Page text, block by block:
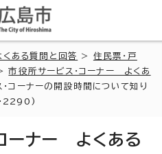
くある質問と回答 > 住民票・戸
市役所サービス・コーナー よくあ
コーナーの開設時間について知り
2290)
ーナー よくある